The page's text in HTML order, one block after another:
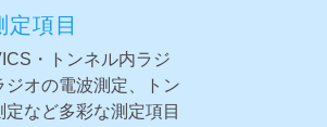
定項目
・トンネル内ラジ
オの電波測定、トン
など多彩な測定項目